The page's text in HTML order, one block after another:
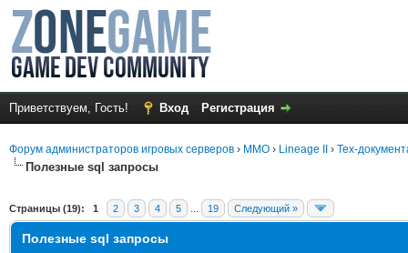
Приветствуем, Гость! Вход Регистрация
Форум администраторов игровых серверов › MMO › Lineage II › Тех-
Полезные sql запросы
Страницы (19): 1 2 3 4 5 19 Следующий »
Полезные sql запросы